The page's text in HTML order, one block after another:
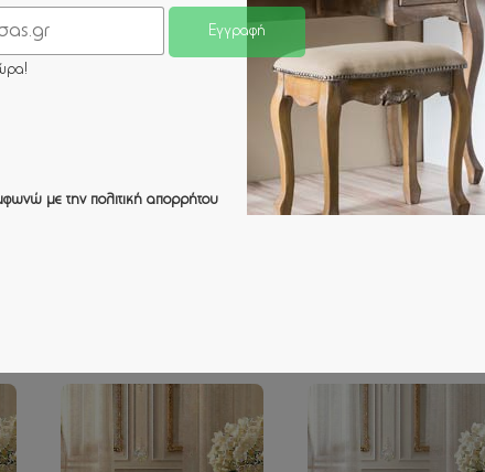
Εγγραφή
με την πολιτική απορρήτου